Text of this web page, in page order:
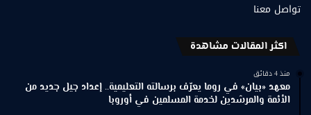
تواصل معنا
اكثر المقالات مشاهدة
منذ 4 دقائق
معهد «بيان» في روما يعرّف برسالته التعليمية.. إعداد جيل جديد من
الأئمة والمرشدين لخدمة المسلمين في أوروبا